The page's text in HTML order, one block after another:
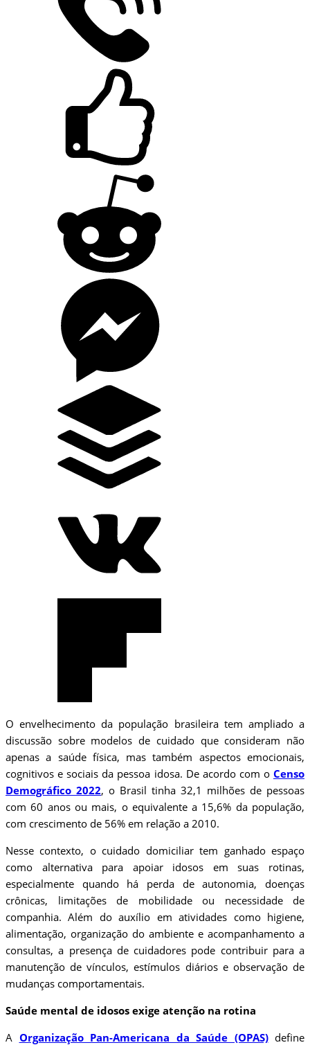
O envelhecimento da população brasileira tem ampliado a
discussão sobre modelos de cuidado que consideram não
apenas a saúde física, mas também aspectos emocionais,
cognitivos e sociais da pessoa idosa. De acordo com o Censo
Demográfico 2022, o Brasil tinha 32,1 milhões de pessoas
com 60 anos ou mais, o equivalente a 15,6% da população,
com crescimento de 56% em relação a 2010.
Nesse contexto, o cuidado domiciliar tem ganhado espaço
como alternativa para apoiar idosos em suas rotinas,
especialmente quando há perda de autonomia, doenças
crônicas, limitações de mobilidade ou necessidade de
companhia. Além do auxílio em atividades como higiene,
alimentação, organização do ambiente e acompanhamento a
consultas, a presença de cuidadores pode contribuir para a
manutenção de vínculos, estímulos diários e observação de
mudanças comportamentais.
Saúde mental de idosos exige atenção na rotina
A Organização Pan-Americana da Saúde (OPAS)define